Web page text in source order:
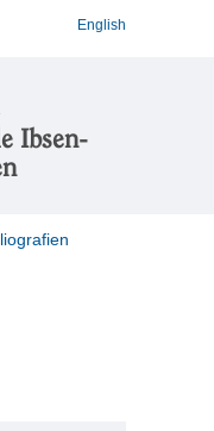
English
Ibsen-